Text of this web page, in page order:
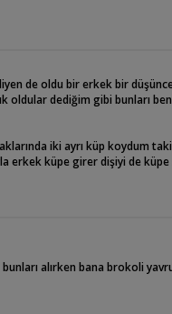
de oldu bir erkek bir
oldular dediğim gibi bunları
iki ayrı küp koydum
erkek küpe girer dişiyi de
alırken bana brokoli